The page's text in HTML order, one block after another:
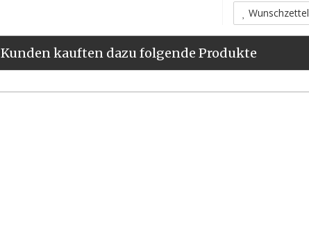
Wunschzettel
Kunden kauften dazu folgende Produkte